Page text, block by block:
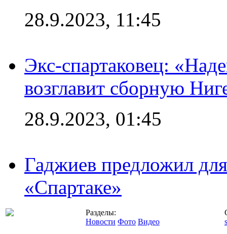
28.9.2023, 11:45
Экс-спартаковец:
возглавит сборную
28.9.2023, 01:45
Гаджиев предложил
«Спартаке»
Разделы:
Новости Фото Видео